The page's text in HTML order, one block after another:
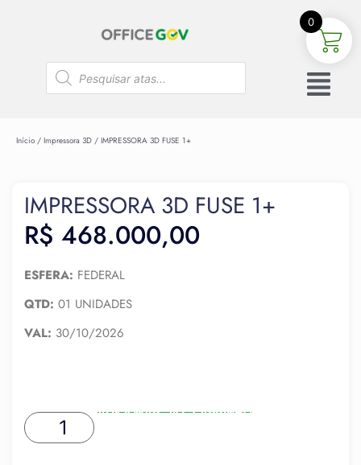
Início / Impressora 3D / IMPRESSORA 3D FUSE 1+
IMPRESSORA 3D FUSE 1+
R$ 468.000,00
ESFERA: FEDERAL
QTD: 01 UNIDADES
VAL: 30/10/2026
ADICIONAR AO CARRINHO
0